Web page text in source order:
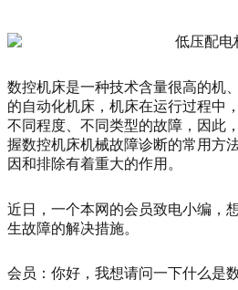
数控机床是一种技术含量很高的机
的自动化机床，机床在运行过程中
不同程度、不同类型的故障，因此
握数控机床机械故障诊断的常用方
因和排除有着重大的作用。
近日，一个本网的会员致电小编，
生故障的解决措施。
会员：你好，我想请问一下什么是